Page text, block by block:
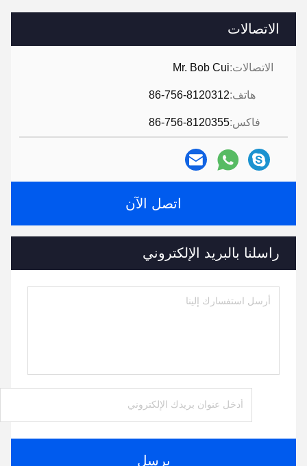
الاتصالات
الاتصالات:Mr. Bob Cui
هاتف:86-756-8120312
فاكس:86-756-8120355
اتصل الآن
راسلنا بالبريد الإلكتروني
يرسل